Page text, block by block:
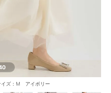
ズ：M アイボリー